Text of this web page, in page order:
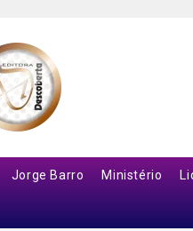
Jorge Barro Ministério